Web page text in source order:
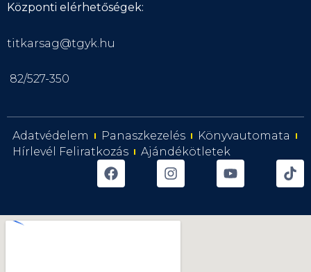
Központi elérhetőségek:
titkarsag@tgyk.hu
82/527-350
Adatvédelem Panaszkezelés
Könyvautomata
Hírlevél Feliratkozás
Ajándékötletek